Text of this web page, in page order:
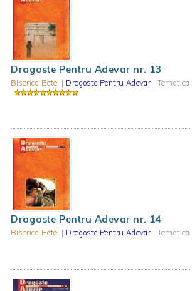
Dragoste Pentru Adevar nr. 13
Biserica Betel | Dragoste Pentru Adevar | Tematica:
Dragoste Pentru Adevar nr. 14
Biserica Betel | Dragoste Pentru Adevar | Tematica: